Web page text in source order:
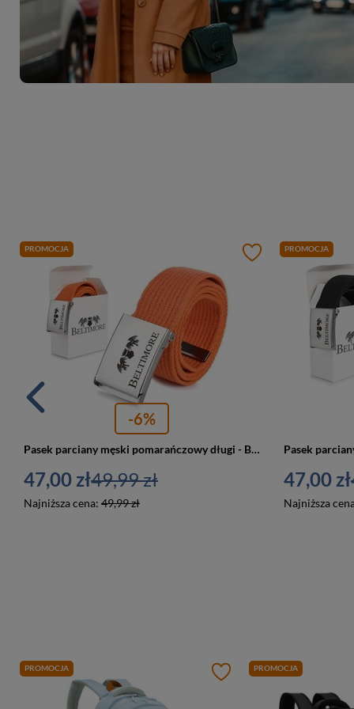
PROMOCJA
-6%
Pasek parciany męski pomarańczowy długi - Beltimore F79
47,00 zł
Najniższa cena: 49,99 zł
49,99 zł
PROMOCJA
47,00 zł
Najniższa
PROMOCJA PROMOCJA